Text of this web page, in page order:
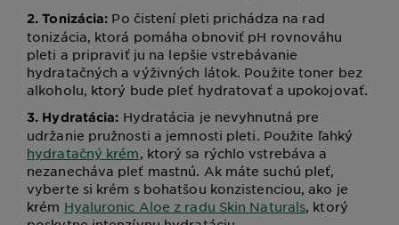
2. Tonizácia: Po čistení pleti prichádza na rad
tonizácia, ktorá pomáha obnoviť pH rovnováhu
pleti a pripraviť ju na lepšie vstrebávanie
hydratačných a výživných látok. Použite toner bez
alkoholu, ktorý bude pleť hydratovať a upokojovať.
3. Hydratácia: Hydratácia je nevyhnutná pre
udržanie pružnosti a jemnosti pleti. Použite ľahký
hydratačný krém, ktorý sa rýchlo vstrebáva a
nezanecháva pleť mastnú. Ak máte suchú pleť,
vyberte si krém s bohatšou konzistenciou, ako je
krém Hyaluronic Aloe z radu Skin Naturals, ktorý